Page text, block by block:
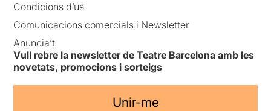
Condicions d’ús
Comunicacions comercials i Newsletter
Anuncia’t
Vull rebre la newsletter de Teatre Barcelona amb les
novetats, promocions i sorteigs
Unir-me